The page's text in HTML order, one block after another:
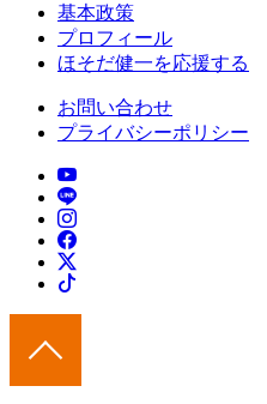
基本政策
プロフィール
ほそだ健一を応援する
お問い合わせ
プライバシーポリシー